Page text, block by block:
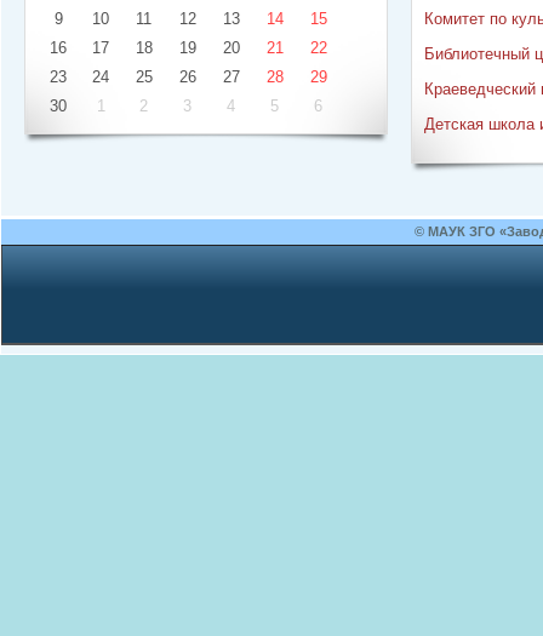
9
10 11 12 13 14
15
16
17 18 19 20 21
22
23
24 25 26 27 28
29
30
1 2 3 4 5 6
Комитет по
Библиотечный
Краеведческий
Детская школа
© МАУК ЗГО